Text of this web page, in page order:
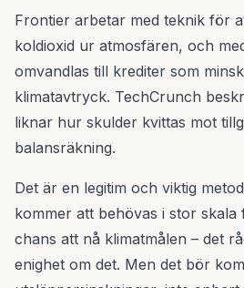
Frontier arbetar med teknik för
koldioxid ur atmosfären, och
omvandlas till krediter som
klimatavtryck. TechCrunch
liknar hur skulder kvittas mot
balansräkning.
Det är en legitim och viktig
kommer att behövas i stor skala
chans att nå klimatmålen – det
enighet om det. Men det bör